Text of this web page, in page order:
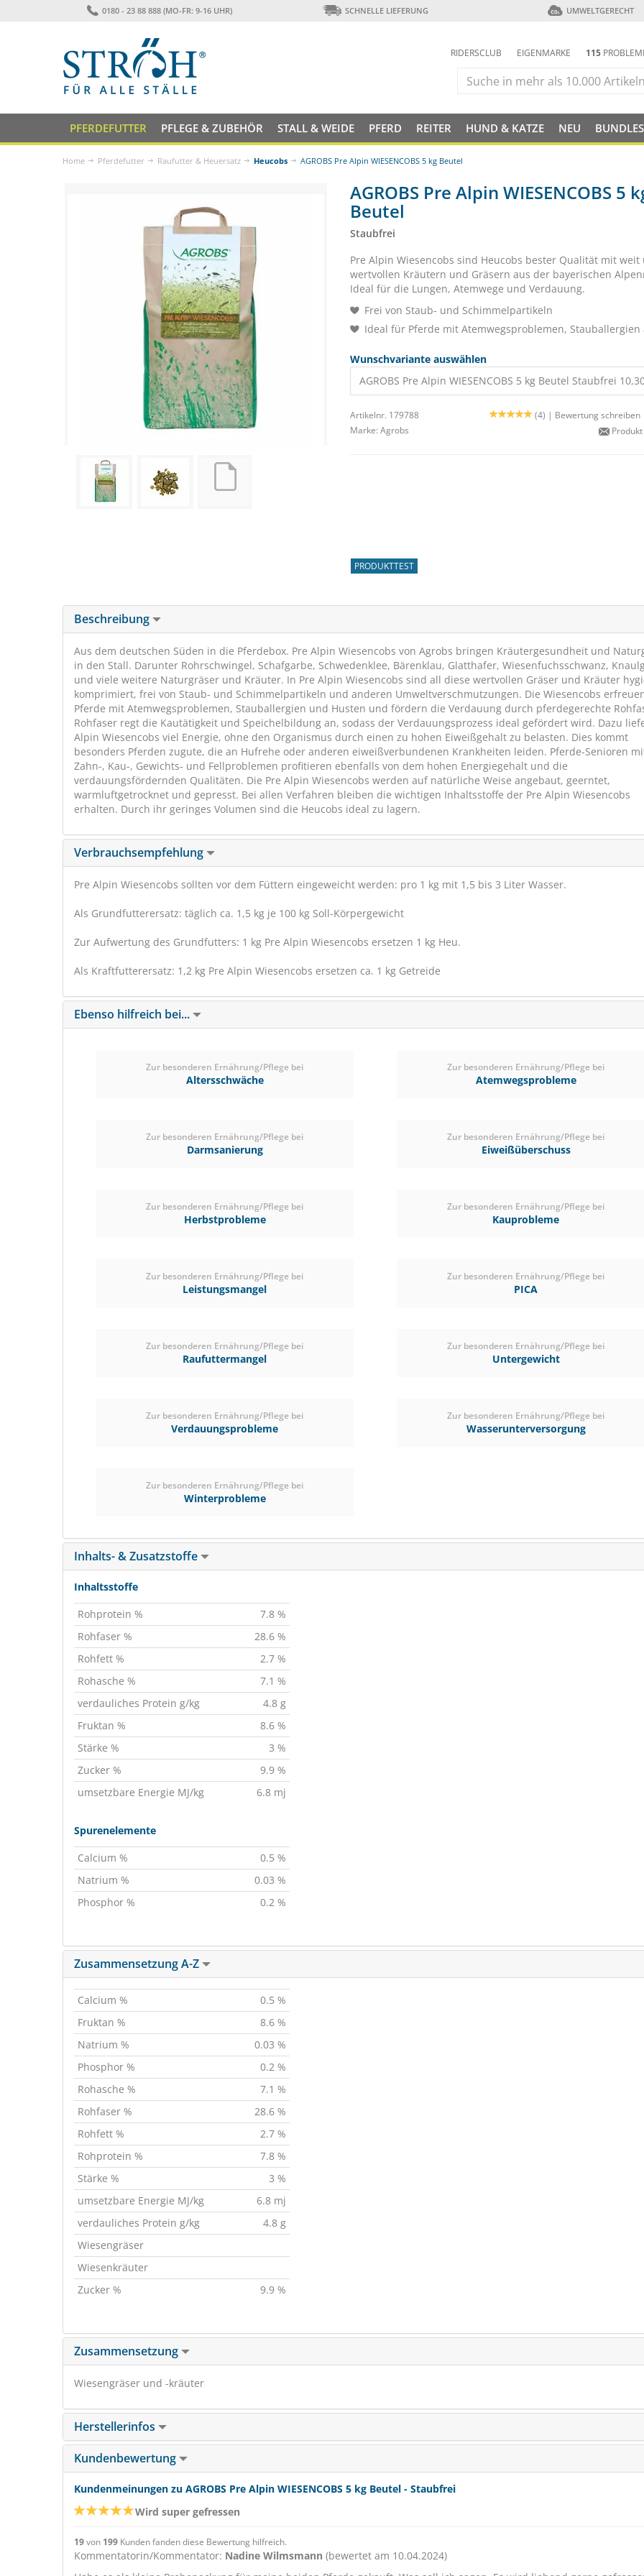
0180 - 23 88 888 (MO-FR: 9-16 UHR) SCHNELLE LIEFERUNG UMWELTGERECHT
RIDERSCLUB EIGENMARKE 115
PFERDEFUTTER PFLEGE & ZUBEHÖR STALL & WEIDE PFERD REITER HUND & KATZE NEU BUNDLES
Home Pferdefutter Raufutter & Heuersatz Heucobs AGROBS Pre Alpin WIESENCOBS 5 kg Beutel
AGROBS Pre Alpin WIESENCOBS 5
Beutel
Staubfrei
Pre Alpin Wiesencobs sind Heucobs bester Qualität mit weit
wertvollen Kräutern und Gräsern aus der bayerischen
Ideal für die Lungen, Atemwege und Verdauung.
Frei von Staub- und Schimmelpartikeln
Ideal für Pferde mit Atemwegsproblemen, Stauballergien
Wunschvariante auswählen
AGROBS Pre Alpin WIESENCOBS 5 kg Beutel Staubfrei
Artikelnr. 179788 (4) | Bewertung schreiben
Marke: Agrobs
PRODUKTTEST
Beschreibung
Aus dem deutschen Süden in die Pferdebox. Pre Alpin Wiesencobs von Agrobs bringen Kräutergesundheit und
in den Stall. Darunter Rohrschwingel, Schafgarbe, Schwedenklee, Bärenklau, Glatthafer, Wiesenfuchsschwanz,
und viele weitere Naturgräser und Kräuter. In Pre Alpin Wiesencobs sind all diese wertvollen Gräser und Kräuter
komprimiert, frei von Staub- und Schimmelpartikeln und anderen Umweltverschmutzungen. Die Wiesencobs
Pferde mit Atemwegsproblemen, Stauballergien und Husten und fördern die Verdauung durch pferdegerechte
Rohfaser regt die Kautätigkeit und Speichelbildung an, sodass der Verdauungsprozess ideal gefördert wird. Dazu
Alpin Wiesencobs viel Energie, ohne den Organismus durch einen zu hohen Eiweißgehalt zu belasten. Dies kommt
besonders Pferden zugute, die an Hufrehe oder anderen eiweißverbundenen Krankheiten leiden. Pferde-Senioren
Zahn-, Kau-, Gewichts- und Fellproblemen profitieren ebenfalls von dem hohen Energiegehalt und die
verdauungsfördernden Qualitäten. Die Pre Alpin Wiesencobs werden auf natürliche Weise angebaut, geerntet,
warmluftgetrocknet und gepresst. Bei allen Verfahren bleiben die wichtigen Inhaltsstoffe der Pre Alpin Wiesencobs
erhalten. Durch ihr geringes Volumen sind die Heucobs ideal zu lagern.
Verbrauchsempfehlung
Pre Alpin Wiesencobs sollten vor dem Füttern eingeweicht werden: pro 1 kg mit 1,5 bis 3 Liter Wasser.
Als Grundfutterersatz: täglich ca. 1,5 kg je 100 kg Soll-Körpergewicht
Zur Aufwertung des Grundfutters: 1 kg Pre Alpin Wiesencobs ersetzen 1 kg Heu.
Als Kraftfutterersatz: 1,2 kg Pre Alpin Wiesencobs ersetzen ca. 1 kg Getreide
Ebenso hilfreich bei...
Zur besonderen Ernährung/Pflege bei
Altersschwäche
Zur besonderen Ernährung/Pflege bei
Atemwegsprobleme
Zur besonderen Ernährung/Pflege bei
Darmsanierung
Zur besonderen Ernährung/Pflege bei
Eiweißüberschuss
Zur besonderen Ernährung/Pflege bei
Herbstprobleme
Zur besonderen Ernährung/Pflege bei
Kauprobleme
Zur besonderen Ernährung/Pflege bei
Leistungsmangel
Zur besonderen Ernährung/Pflege bei
PICA
Zur besonderen Ernährung/Pflege bei
Raufuttermangel
Zur besonderen Ernährung/Pflege bei
Untergewicht
Zur besonderen Ernährung/Pflege bei
Verdauungsprobleme
Zur besonderen Ernährung/Pflege bei
Wasserunterversorgung
Zur besonderen Ernährung/Pflege bei
Winterprobleme
Inhalts- & Zusatzstoffe
Inhaltsstoffe
Rohprotein %
7.8 %
Rohfaser %
28.6 %
Rohfett %
2.7 %
Rohasche %
7.1 %
verdauliches Protein g/kg
4.8 g
Fruktan %
8.6 %
Stärke %
3 %
Zucker %
9.9 %
umsetzbare Energie MJ/kg
6.8 mj
Spurenelemente
Calcium %
0.5 %
Natrium %
0.03 %
Phosphor %
0.2 %
Zusammensetzung A-Z
Calcium %
0.5 %
Fruktan %
8.6 %
Natrium %
0.03 %
Phosphor %
0.2 %
Rohasche %
7.1 %
Rohfaser %
28.6 %
Rohfett %
2.7 %
Rohprotein %
7.8 %
Stärke %
3 %
umsetzbare Energie MJ/kg
6.8 mj
verdauliches Protein g/kg
4.8 g
Wiesengräser
Wiesenkräuter
Zucker %
9.9 %
Zusammensetzung
Wiesengräser und -kräuter
Herstellerinfos
Kundenbewertung
Kundenmeinungen zu AGROBS Pre Alpin WIESENCOBS 5 kg Beutel - Staubfrei
Wird super gefressen
19von 199 Kunden fanden diese Bewertung hilfreich.
Kommentatorin/Kommentator: Nadine Wilmsmann (bewertet am 10.04.2024)
AGROBS Pre Alpin
(€ 1,04/kg)